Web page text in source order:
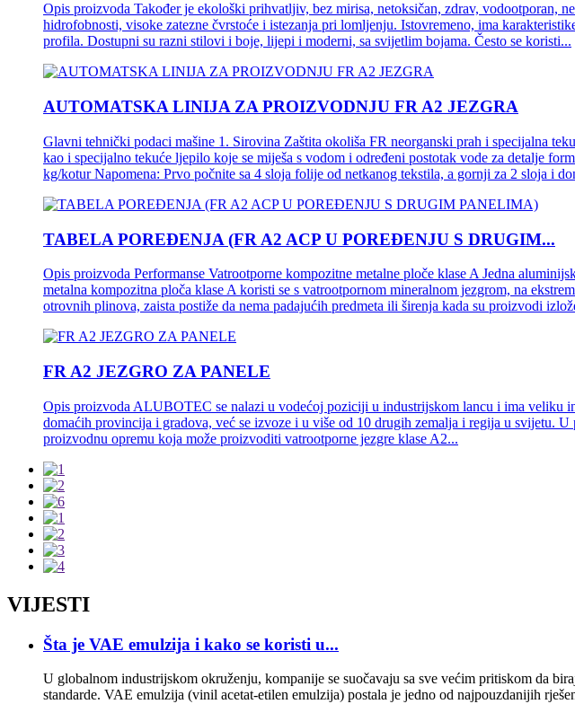
Opis proizvoda Također je ekološki prihvatljiv, bez mirisa, netoksičan, zdrav, vodootporan,
hidrofobnosti, visoke zatezne čvrstoće i istezanja pri lomljenju. Istovremeno, ima
profila. Dostupni su razni stilovi i boje, lijepi i moderni, sa svijetlim bojama. Često se koristi...
AUTOMATSKA LINIJA ZA PROIZVODNJU FR A2 JEZGRA
Glavni tehnički podaci mašine 1. Sirovina Zaštita okoliša FR neorganski prah i specijalna
kao i specijalno tekuće ljepilo koje se miješa s vodom i određeni postotak vode za detalje
kg/kotur Napomena: Prvo počnite sa 4 sloja folije od netkanog tekstila, a gornji za 2 sloja i
TABELA POREĐENJA (FR A2 ACP U POREĐENJU S DRUGIM...
Opis proizvoda Performanse Vatrootporne kompozitne metalne ploče klase A Jedna
metalna kompozitna ploča klase A koristi se s vatrootpornom mineralnom jezgrom, na
otrovnih plinova, zaista postiže da nema padajućih predmeta ili širenja kada su proizvodi
FR A2 JEZGRO ZA PANELE
Opis proizvoda ALUBOTEC se nalazi u vodećoj poziciji u industrijskom lancu i ima veliku
domaćih provincija i gradova, već se izvoze i u više od 10 drugih zemalja i regija u svijetu.
proizvodnu opremu koja može proizvoditi vatrootporne jezgre klase A2...
VIJESTI
Šta je VAE emulzija i kako se koristi u...
U globalnom industrijskom okruženju, kompanije se suočavaju sa sve većim pritiskom da
standarde. VAE emulzija (vinil acetat-etilen emulzija) postala je jedno od najpouzdanijih